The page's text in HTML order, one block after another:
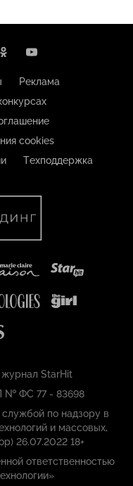
Реклама
cookies
Техподдержка
StarHit
№ ФС 77 - 83698
по надзору в
и массовых,
26.07.2022 18+
ответственностью